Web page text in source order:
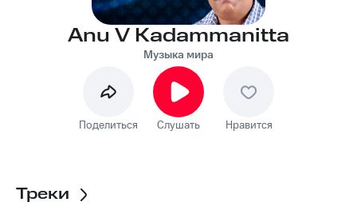
Anu V Kadammanitta
Музыка мира
Поделиться Слушать Нравится
Треки